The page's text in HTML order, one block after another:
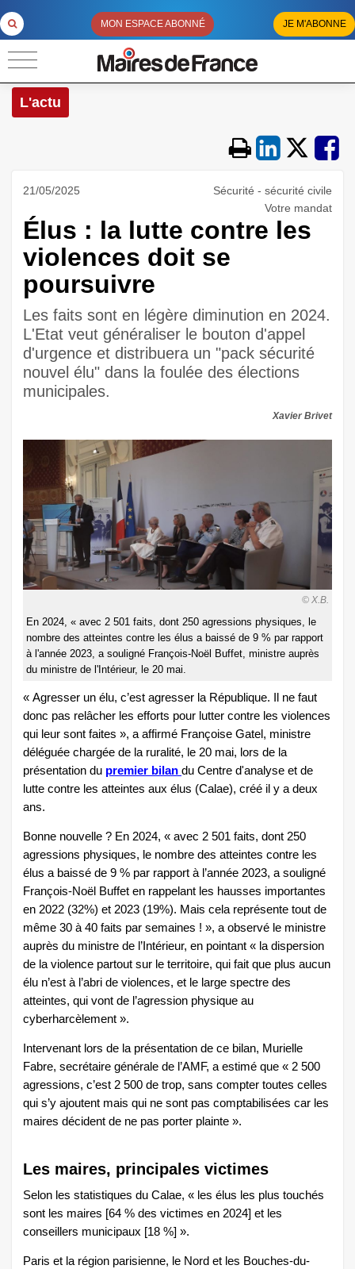
MON ESPACE ABONNÉ JE M'ABONNE
L'actu
21/05/2025
Sécurité - sécurité civile
Votre mandat
Élus : la lutte contre les
violences doit se
poursuivre
Les faits sont en légère diminution en 2024.
L'Etat veut généraliser le bouton d'appel
d'urgence et distribuera un "pack sécurité
nouvel élu" dans la foulée des élections
municipales.
Xavier Brivet
© X.B.
En 2024, « avec 2 501 faits, dont 250 agressions physiques, le
nombre des atteintes contre les élus a baissé de 9 % par rapport
à l'année 2023, a souligné François-Noël Buffet, ministre auprès
du ministre de l'Intérieur, le 20 mai.
« Agresser un élu, c’est agresser la République. Il ne faut
donc pas relâcher les efforts pour lutter contre les violences
qui leur sont faites », a affirmé Françoise Gatel, ministre
déléguée chargée de la ruralité, le 20 mai, lors de la
présentation du premier bilan du Centre d'analyse et de
lutte contre les atteintes aux élus (Calae), créé il y a deux
ans.
Bonne nouvelle ? En 2024, « avec 2 501 faits, dont 250
agressions physiques, le nombre des atteintes contre les
élus a baissé de 9 % par rapport à l’année 2023, a souligné
François-Noël Buffet en rappelant les hausses importantes
en 2022 (32%) et 2023 (19%). Mais cela représente tout de
même 30 à 40 faits par semaines ! », a observé le ministre
auprès du ministre de l’Intérieur, en pointant « la dispersion
de la violence partout sur le territoire, qui fait que plus aucun
élu n’est à l’abri de violences, et le large spectre des
atteintes, qui vont de l’agression physique au
cyberharcèlement ».
Intervenant lors de la présentation de ce bilan, Murielle
Fabre, secrétaire générale de l’AMF, a estimé que « 2 500
agressions, c’est 2 500 de trop, sans compter toutes celles
qui s’y ajoutent mais qui ne sont pas comptabilisées car les
maires décident de ne pas porter plainte ».
Les maires, principales victimes
Selon les statistiques du Calae, « les élus les plus touchés
sont les maires [64 % des victimes en 2024] et les
conseillers municipaux [18 %] ».
Paris et la région parisienne, le Nord et les Bouches-du-